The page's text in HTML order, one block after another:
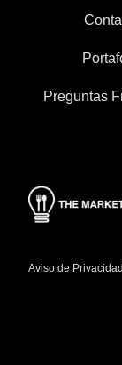
Preguntas
Aviso de Privacidad